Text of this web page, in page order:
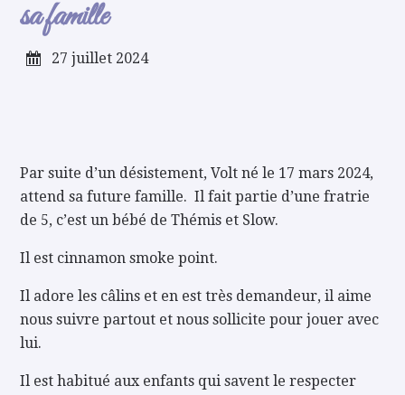
sa famille
27 juillet 2024
Par suite d’un désistement, Volt né le 17 mars 2024,
attend sa future famille. Il fait partie d’une fratrie
de 5, c’est un bébé de Thémis et Slow.
Il est cinnamon smoke point.
Il adore les câlins et en est très demandeur, il aime
nous suivre partout et nous sollicite pour jouer avec
lui.
Il est habitué aux enfants qui savent le respecter